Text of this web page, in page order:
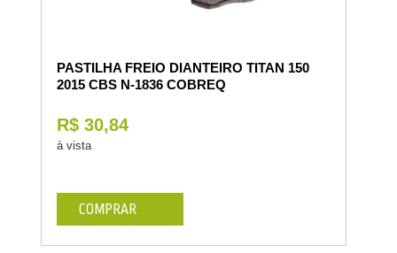
PASTILHA FREIO DIANTEIRO TITAN 150
2015 CBS N-1836 COBREQ
R$ 30,84
à vista
COMPRAR